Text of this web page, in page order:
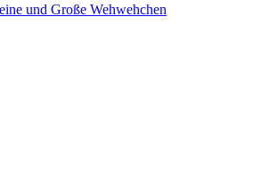
und Große Wehwehchen